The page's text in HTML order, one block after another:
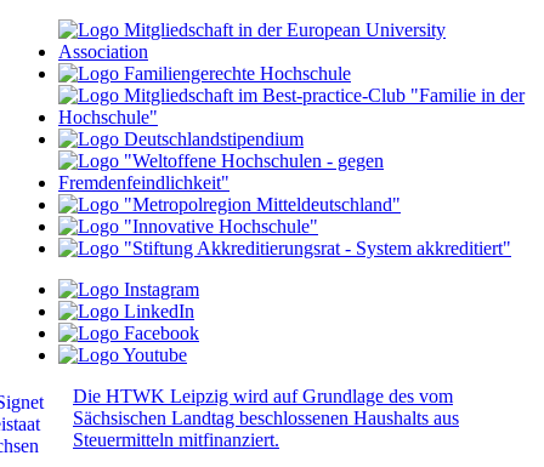
Die HTWK Leipzig wird auf Grundlage des vom
Sächsischen Landtag beschlossenen Haushalts aus
Steuermitteln mitfinanziert.